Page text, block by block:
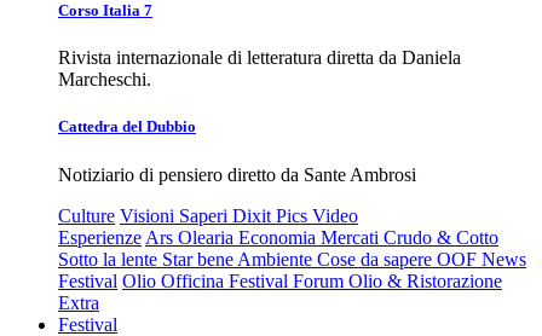
Corso Italia 7
Rivista internazionale di letteratura diretta da Daniela
Marcheschi.
Cattedra del Dubbio
Notiziario di pensiero diretto da Sante Ambrosi
Culture Visioni Saperi Dixit Pics Video
Esperienze Ars Olearia Economia Mercati Crudo & Cotto
Sotto la lente Star bene Ambiente Cose da sapere OOF News
Festival Olio Officina Festival Forum Olio & Ristorazione
Extra
Festival